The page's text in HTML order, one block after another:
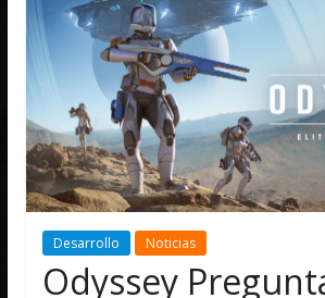
Desarrollo Noticias
Odyssey